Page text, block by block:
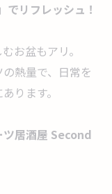
リフレッシュ！
お盆もアリ。
熱量で、日常を
ります。
居酒屋 Second